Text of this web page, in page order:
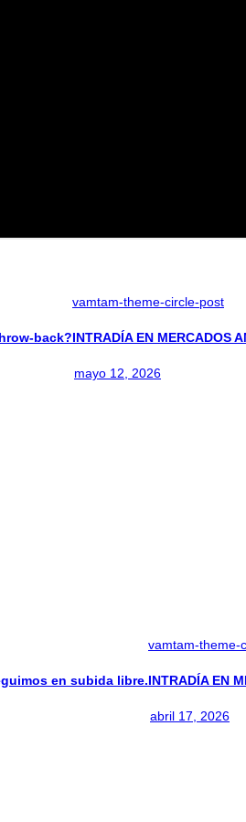
back?
vamtam-theme-circle-post
INTRADÍA EN MERCADOS
mayo 12, 2026
en subida libre.
vamtam-theme-
INTRADÍA EN
abril 17, 2026